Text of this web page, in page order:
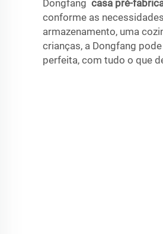
Dongfang casa pré-
conforme as
armazenamento, uma
crianças, a Dongfang
perfeita, com tudo o que